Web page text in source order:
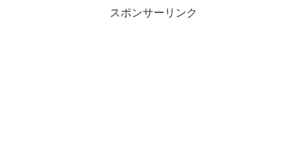
スポンサーリンク